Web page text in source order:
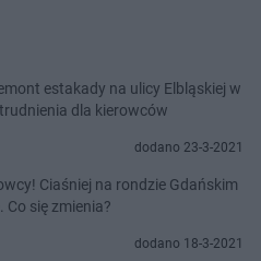
estakady na ulicy Elbląskiej w
dla kierowców
dodano 23-3-2021
Ciaśniej na rondzie Gdańskim
Co się zmienia?
dodano 18-3-2021